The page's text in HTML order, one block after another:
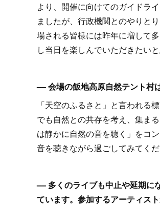
より、開催に向けてのガイドラ
ましたが、行政機関とのやりと
場される皆様には昨年に増して
し当日を楽しんでいただきたいと
–– 会場の飯地高原自然テント村
「天空のふるさと」と言われる
でも自然との共存を考え、集ま
は静かに自然の音を聴く」をコ
音を聴きながら過ごしてみてくだ
–– 多くのライブも中止や延期に
ています。参加するアーティス